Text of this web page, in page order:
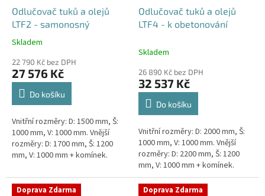
Odlučovač tuků a olejů
LTF2 - samonosný
Průměrné
produktu
je
5,0
hvězdiček.
Skladem
22 790 Kč bez DPH
27 576 Kč
Do košíku
Vnitřní rozměry: D: 1500 mm, Š:
1000 mm, V: 1000 mm. Vnější
rozměry: D: 1700 mm, Š: 1200
mm, V: 1000 mm + komínek.
jídel denně Průměr a umístění...
Odlučovač tuků a olejů
LTF4 - k obetonování
Skladem
26 890 Kč bez DPH
32 537 Kč
Do košíku
Vnitřní rozměry: D: 2000 mm, Š:
1000 mm, V: 1000 mm. Vnější
rozměry: D: 2200 mm, Š: 1200
mm, V: 1000 mm + komínek.
Lapák tuků do 4l/s nebo 600
jídel denně Průměr a umístění...
Doprava Zdarma Doprava Zdarma